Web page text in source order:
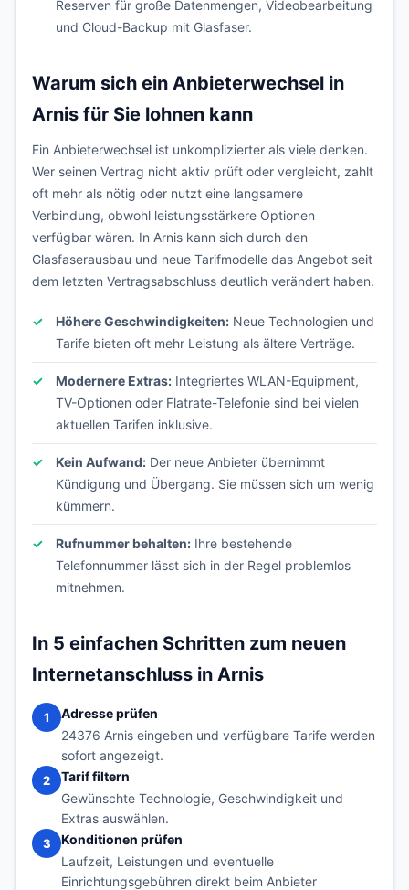
Reserven für große Datenmengen, Videobearbeitung
und Cloud-Backup mit Glasfaser.
Warum sich ein Anbieterwechsel in
Arnis für Sie lohnen kann
Ein Anbieterwechsel ist unkomplizierter als viele denken.
Wer seinen Vertrag nicht aktiv prüft oder vergleicht, zahlt
oft mehr als nötig oder nutzt eine langsamere
Verbindung, obwohl leistungsstärkere Optionen
verfügbar wären. In Arnis kann sich durch den
Glasfaserausbau und neue Tarifmodelle das Angebot seit
dem letzten Vertragsabschluss deutlich verändert haben.
Höhere Geschwindigkeiten: Neue Technologien und
Tarife bieten oft mehr Leistung als ältere Verträge.
Modernere Extras: Integriertes WLAN-Equipment,
TV-Optionen oder Flatrate-Telefonie sind bei vielen
aktuellen Tarifen inklusive.
Kein Aufwand: Der neue Anbieter übernimmt
Kündigung und Übergang. Sie müssen sich um wenig
kümmern.
Rufnummer behalten: Ihre bestehende
Telefonnummer lässt sich in der Regel problemlos
mitnehmen.
In 5 einfachen Schritten zum neuen
Internetanschluss in Arnis
1
Adresse prüfen
24376 Arnis eingeben und verfügbare Tarife werden
sofort angezeigt.
2
Tarif filtern
Gewünschte Technologie, Geschwindigkeit und
Extras auswählen.
3
Konditionen prüfen
Laufzeit, Leistungen und eventuelle
Einrichtungsgebühren direkt beim Anbieter